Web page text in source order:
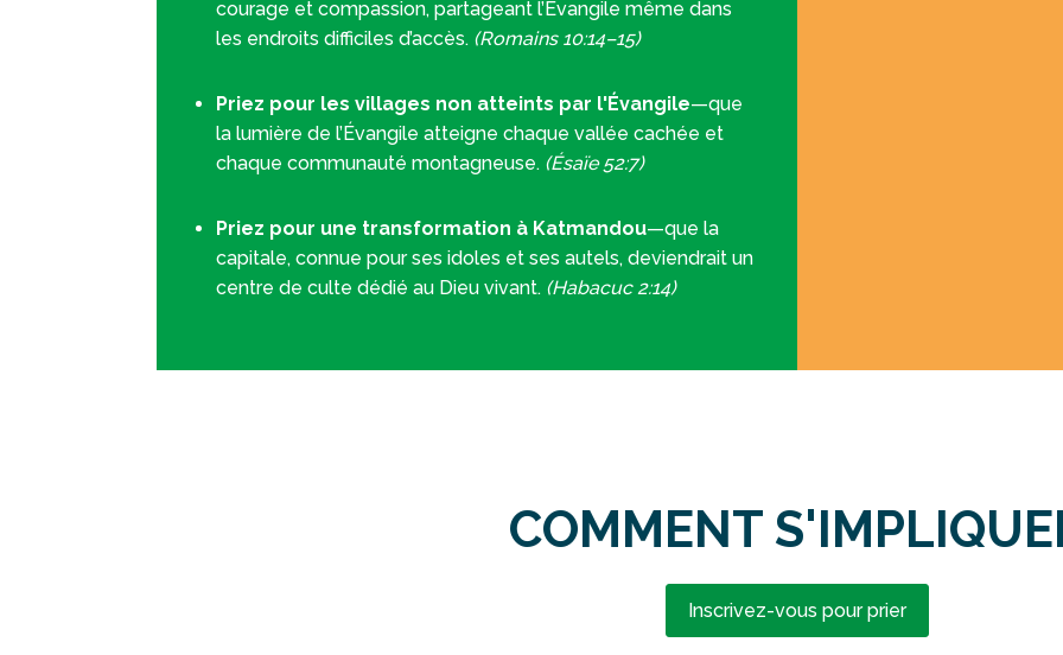
courage et compassion, partageant l’Évangile même dans
les endroits difficiles d’accès. (Romains 10:14–15)
Priez pour les villages non atteints par l'Évangile—que
la lumière de l’Évangile atteigne chaque vallée cachée et
chaque communauté montagneuse. (Ésaïe 52:7)
Priez pour une transformation à Katmandou—que la
capitale, connue pour ses idoles et ses autels, deviendrait un
centre de culte dédié au Dieu vivant. (Habacuc 2:14)
COMMENT
Inscrivez-vous pour prier